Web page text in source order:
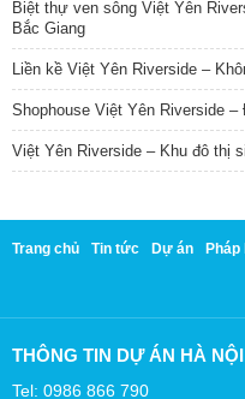
Biệt thự ven sông Việt Yên
Bắc Giang
Liền kề Việt Yên Riverside –
Shophouse Việt Yên Riverside
Việt Yên Riverside – Khu đô thị
Trang chủ Tin tức Dự án Pháp
THÔNG TIN DỰ ÁN HÀ NỘI
Tel: 0986 866 790